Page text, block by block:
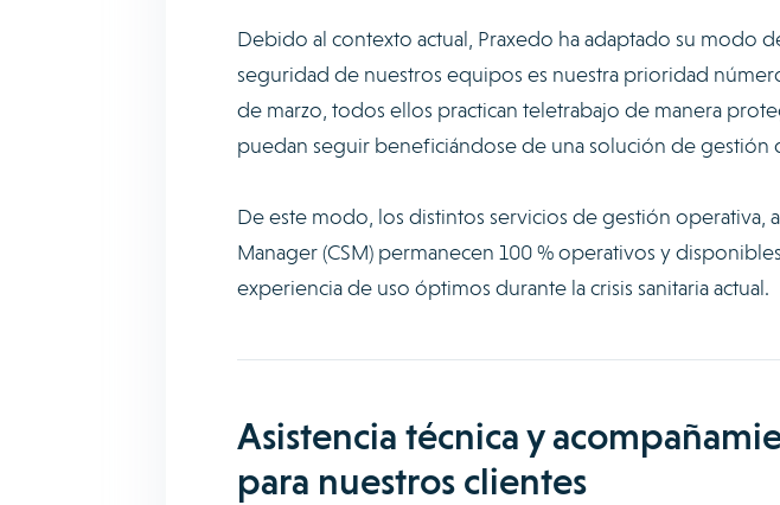
Debido al contexto actual, Praxedo ha adaptado su modo
seguridad de nuestros equipos es nuestra prioridad
de marzo, todos ellos practican teletrabajo de manera
puedan seguir beneficiándose de una solución de gestión
De este modo, los distintos servicios de gestión operativa,
Manager (CSM) permanecen 100 % operativos y
experiencia de uso óptimos durante la crisis sanitaria actual.
Asistencia técnica y
para nuestros clientes